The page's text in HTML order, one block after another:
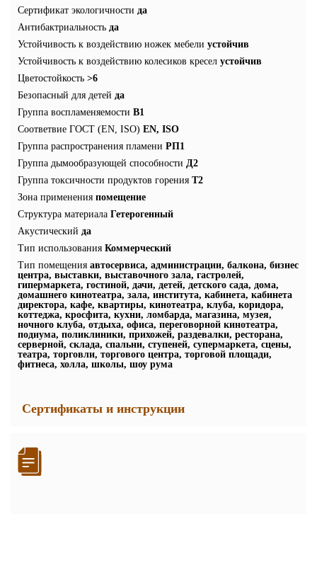
Сертификат экологичности да
Антибактриальность да
Устойчивость к воздействию ножек мебели устойчив
Устойчивость к воздействию колесиков кресел устойчив
Цветостойкость >6
Безопасный для детей да
Группа воспламеняемости В1
Соответвие ГОСТ (EN, ISO) EN, ISO
Группа распространения пламени РП1
Группа дымообразующей способности Д2
Группа токсичности продуктов горения Т2
Зона применения помещение
Структура материала Гетерогенный
Акустический да
Тип использования Коммерческий
Тип помещения автосервиса, администрации, балкона, бизнес
центра, выставки, выставочного зала, гастролей,
гипермаркета, гостиной, дачи, детей, детского сада, дома,
домашнего кинотеатра, зала, института, кабинета, кабинета
директора, кафе, квартиры, кинотеатра, клуба, коридора,
коттеджа, кросфита, кухни, ломбарда, магазина, музея,
ночного клуба, отдыха, офиса, переговорной кинотеатра,
подиума, поликлиники, прихожей, раздевалки, ресторана,
серверной, склада, спальни, ступеней, супермаркета, сцены,
театра, торговли, торгового центра, торговой площади,
фитнеса, холла, школы, шоу рума
Сертификаты и инструкции